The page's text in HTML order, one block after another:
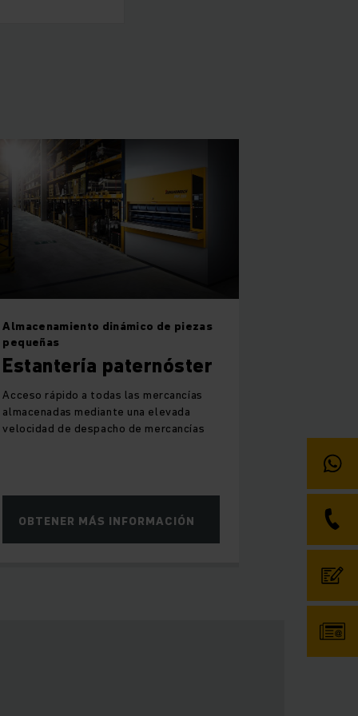
Almacenamiento dinámico de piezas
pequeñas
Estantería paternóster
Acceso rápido a todas las mercancías
almacenadas mediante una elevada
velocidad de despacho de mercancías
OBTENER MÁS INFORMACIÓN